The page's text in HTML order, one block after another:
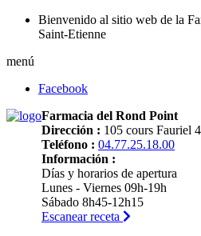
Bienvenido al sitio web de la
Saint-Etienne
menú
Facebook
Farmacia del Rond Point
Dirección : 105 cours Fauriel
Teléfono : 04.77.25.18.00
Información :
Días y horarios de apertura
Lunes - Viernes 09h-19h
Sábado 8h45-12h15
Escanear receta